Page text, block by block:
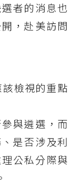
者的消息也
，赴美訪問
檢視的重點
與遴選，而
是否涉及利
公私分際與